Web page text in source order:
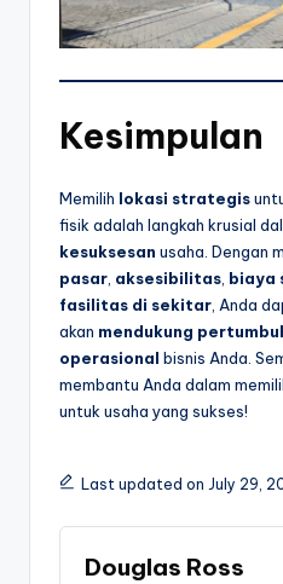
Kesimpulan
Memilih lokasi strategis
fisik adalah langkah krusial
kesuksesan usaha. Dengan
pasar aksesibilitas biaya
fasilitas di sekitar , Anda
akan mendukung
operasional bisnis Anda.
membantu Anda dalam
untuk usaha yang sukses!
Last updated on July 29,
Douglas Ross